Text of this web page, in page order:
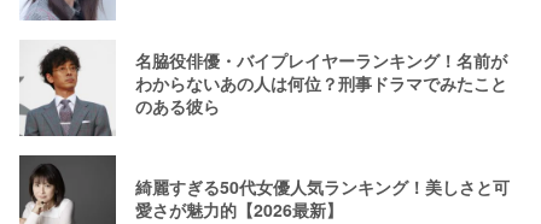
名脇役俳優・バイプレイヤーランキング！名前が
わからないあの人は何位？刑事ドラマでみたこと
のある彼ら
綺麗すぎる50代女優人気ランキング！美しさと可
愛さが魅力的【2026最新】